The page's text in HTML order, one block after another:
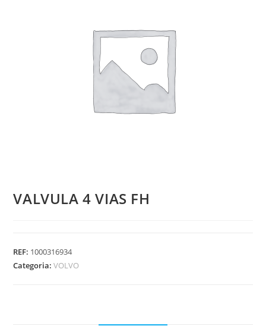
VALVULA 4 VIAS FH
REF: 1000316934
Categoria:VOLVO